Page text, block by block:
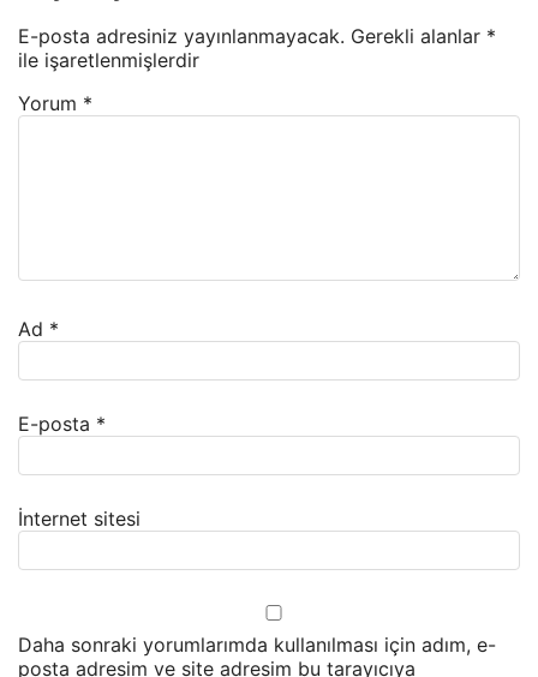
E-posta adresiniz yayınlanmayacak. Gerekli alanlar *
ile işaretlenmişlerdir
Yorum *
Ad *
E-posta *
İnternet sitesi
Daha sonraki yorumlarımda kullanılması için adım, e-
posta adresim ve site adresim bu tarayıcıya